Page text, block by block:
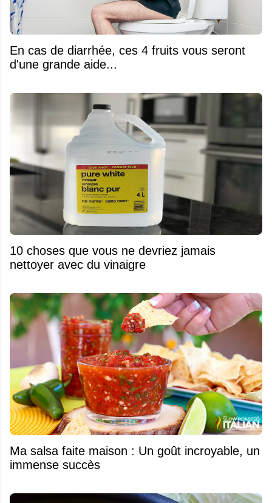
En cas de diarrhée, ces 4 fruits vous seront
d'une grande aide...
10 choses que vous ne devriez jamais
nettoyer avec du vinaigre
Ma salsa faite maison : Un goût incroyable, un
immense succès